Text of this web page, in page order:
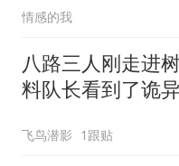
情感的我
八路三人刚走进
料队长看到了诡
飞鸟潜影 1跟贴